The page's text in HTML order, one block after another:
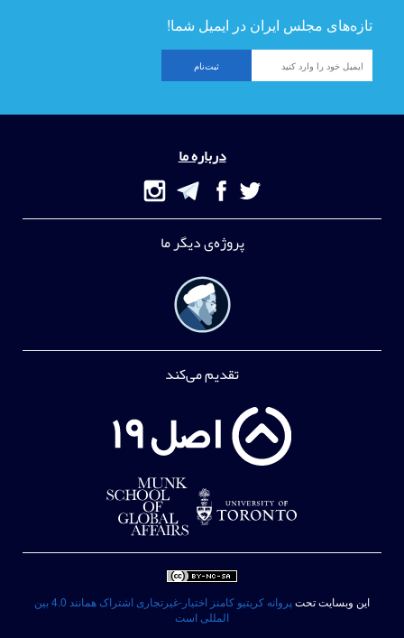
تازه‌های مجلس ایران در ایمیل شما!
درباره ما
پروژه‌ی دیگر ما
تقدیم می‌کند
این وبسایت تحت
پروانه کریتیو کامنز اختیار-غیرتجاری اشتراک همانند 4.0 بین
المللی است